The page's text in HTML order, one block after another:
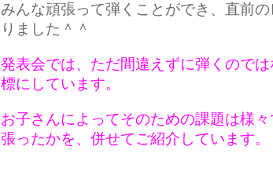
みんな頑張って弾くことができ、 直前
りました＾＾
発表会では、ただ間違えずに弾くので
標にしています。
お子さんによってそのための課題は様
張ったかを、併せてご紹介しています。